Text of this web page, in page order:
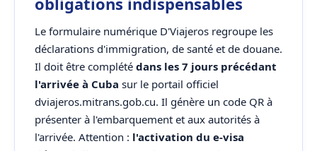
Le formulaire numérique D'Viajeros regroupe les
déclarations d'immigration, de santé et de douane.
Il doit être complété dans les 7 jours précédant
l'arrivée à Cuba sur le portail officiel
dviajeros.mitrans.gob.cu. Il génère un code QR à
présenter à l'embarquement et aux autorités à
l'arrivée. Attention : l'activation du e-visa